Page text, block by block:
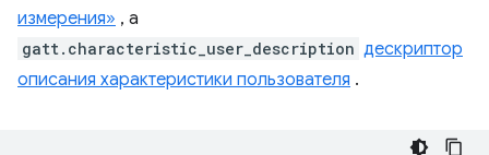
измерения» , а
gatt.characteristic_user_description дескриптор
описания характеристики пользователя .